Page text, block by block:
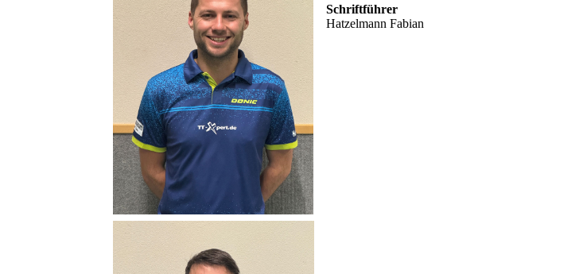
Schriftführer
Hatzelmann Fabian